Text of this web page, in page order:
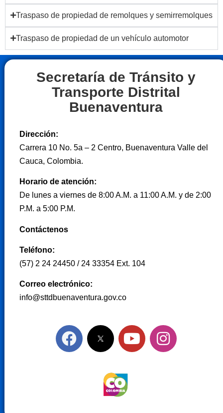
Traspaso de propiedad de remolques y semirremolques
Traspaso de propiedad de un vehículo automotor
Secretaría de Tránsito y
Transporte Distrital
Buenaventura
Dirección:
Carrera 10 No. 5a – 2 Centro, Buenaventura Valle del
Cauca, Colombia.
Horario de atención:
De lunes a viernes de 8:00 A.M. a 11:00 A.M. y de 2:00
P.M. a 5:00 P.M.
Contáctenos
Teléfono:
(57) 2 24 24450 / 24 33354 Ext. 104
Correo electrónico:
info@sttdbuenaventura.gov.co